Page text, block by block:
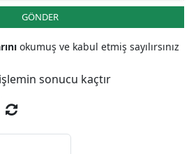
GÖNDER
okumuş ve kabul etmiş sayılırsınız
sonucu kaçtır